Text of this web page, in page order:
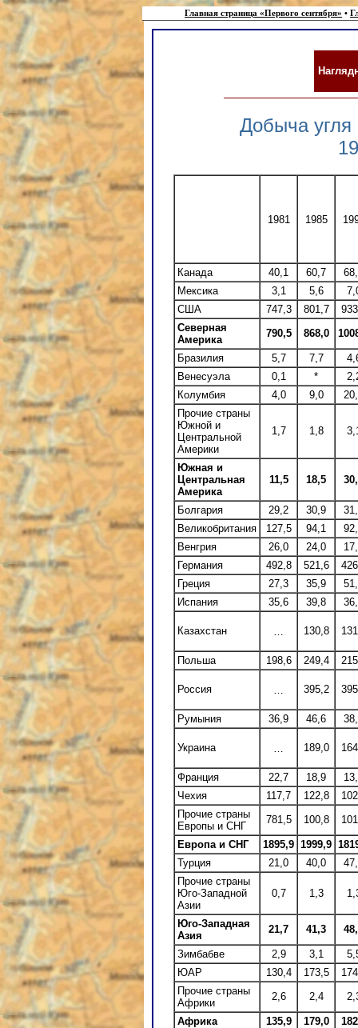
Главная страница «Первого сентября» •
Добыча угля
1981 1985
Канада 40,1 60,7
Мексика
3,1 5,6
США
747,3 801,7
Северная
Америка
790,5 868,0
Бразилия 5,7 7,7
Венесуэла
0,1 *
Колумбия
4,0 9,0
Прочие страны
Южной и
Центральной
Америки
1,7 1,8
Южная и
Центральная
Америка
11,5 18,5
Болгария 29,2 30,9
Великобритания
127,5 94,1
Венгрия
26,0 24,0
Германия
492,8 521,6
Греция
27,3 35,9
Испания
35,6 39,8
Казахстан 130,8
Польша 198,6 249,4
Россия 395,2
Румыния 36,9 46,6
Украина 189,0
Франция 22,7 18,9
Чехия
117,7 122,8
Прочие страны
Европы и СНГ
781,5 100,8
Европа и СНГ 1895,9 1999,9
Турция
21,0 40,0
Прочие страны
Юго-Западной
Азии
0,7 1,3
Юго-Западная
Азия
21,7 41,3
Зимбабве 2,9 3,1
ЮАР
130,4 173,5
Прочие страны
Африки
2,6 2,4
Африка 135,9 179,0